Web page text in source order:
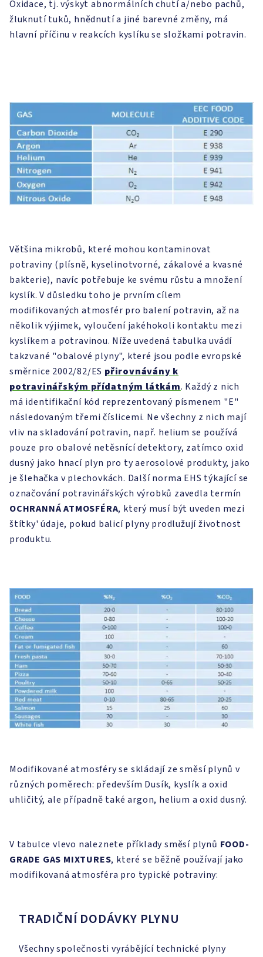
Oxidace, tj. výskyt abnormálních chutí a/nebo pachů,
žluknutí tuků, hnědnutí a jiné barevné změny, má
hlavní příčinu v reakcích kyslíku se složkami potravin.
Většina mikrobů, které mohou kontaminovat
potraviny (plísně, kyselinotvorné, zákalové a kvasné
bakterie), navíc potřebuje ke svému růstu a množení
kyslík. V důsledku toho je prvním cílem
modifikovaných atmosfér pro balení potravin, až na
několik výjimek, vyloučení jakéhokoli kontaktu mezi
kyslíkem a potravinou. Níže uvedená tabulka uvádí
takzvané "obalové plyny", které jsou podle evropské
směrnice 2002/82/ES přirovnávány k
potravinářským přídatným látkám. Každý z nich
má identifikační kód reprezentovaný písmenem "E"
následovaným třemi číslicemi. Ne všechny z nich mají
vliv na skladování potravin, např. helium se používá
pouze pro obalové netěsnící detektory, zatímco oxid
dusný jako hnací plyn pro ty aerosolové produkty, jako
je šlehačka v plechovkách. Další norma EHS týkající se
označování potravinářských výrobků zavedla termín
OCHRANNÁ ATMOSFÉRA, který musí být uveden mezi
štítky' údaje, pokud balicí plyny prodlužují životnost
produktu.
Modifikované atmosféry se skládají ze směsí plynů v
různých poměrech: především Dusík, kyslík a oxid
uhličitý, ale případně také argon, helium a oxid dusný.
V tabulce vlevo naleznete příklady směsí plynů FOOD-
GRADE GAS MIXTURES, které se běžně používají jako
modifikovaná atmosféra pro typické potraviny:
TRADIČNÍ DODÁVKY PLYNU
Všechny společnosti vyrábějící technické plyny